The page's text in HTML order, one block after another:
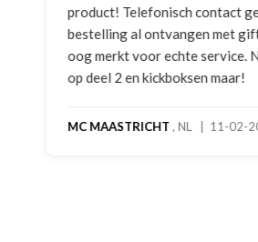
product! Telefonisch contact
bestelling al ontvangen met
oog merkt voor echte service.
op deel 2 en kickboksen maar!
MC MAASTRICHT, NL | 11-02-